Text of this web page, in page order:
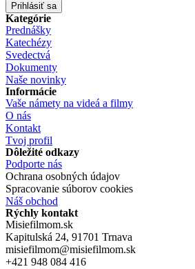
Prihlásiť sa
Kategórie
Prednášky
Katechézy
Svedectvá
Dokumenty
Naše novinky
Informácie
Vaše námety na videá a filmy
O nás
Kontakt
Tvoj profil
Dôležité odkazy
Podporte nás
Ochrana osobných údajov
Spracovanie súborov cookies
Náš obchod
Rýchly kontakt
Misiefilmom.sk
Kapitulská 24, 91701 Trnava
misiefilmom@misiefilmom.sk
+421 948 084 416